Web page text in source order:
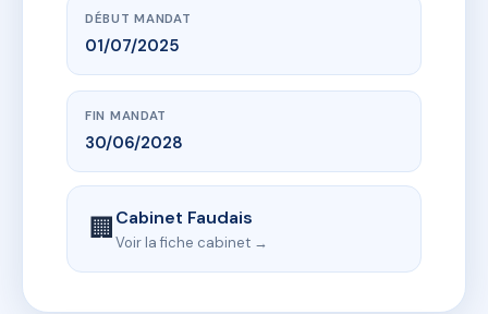
DÉBUT MANDAT
01/07/2025
FIN MANDAT
30/06/2028
🏢Cabinet Faudais
Voir la fiche cabinet →